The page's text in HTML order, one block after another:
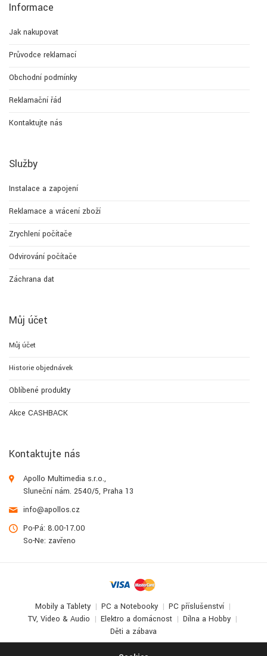
Informace
Jak nakupovat
Průvodce reklamací
Obchodní podmínky
Reklamační řád
Kontaktujte nás
Služby
Instalace a zapojení
Reklamace a vrácení zboží
Zrychlení počítače
Odvirování počítače
Záchrana dat
Můj účet
Můj účet
Historie objednávek
Oblíbené produkty
Akce CASHBACK
Kontaktujte nás
Apollo Multimedia s.r.o.,
Sluneční nám. 2540/5, Praha 13
info@apollos.cz
Po-Pá: 8.00-17.00
So-Ne: zavřeno
Mobily a Tablety PC a Notebooky
PC příslušenství
TV, Video & Audio
Elektro a domácnost
Dílna a Hobby
Děti a zábava